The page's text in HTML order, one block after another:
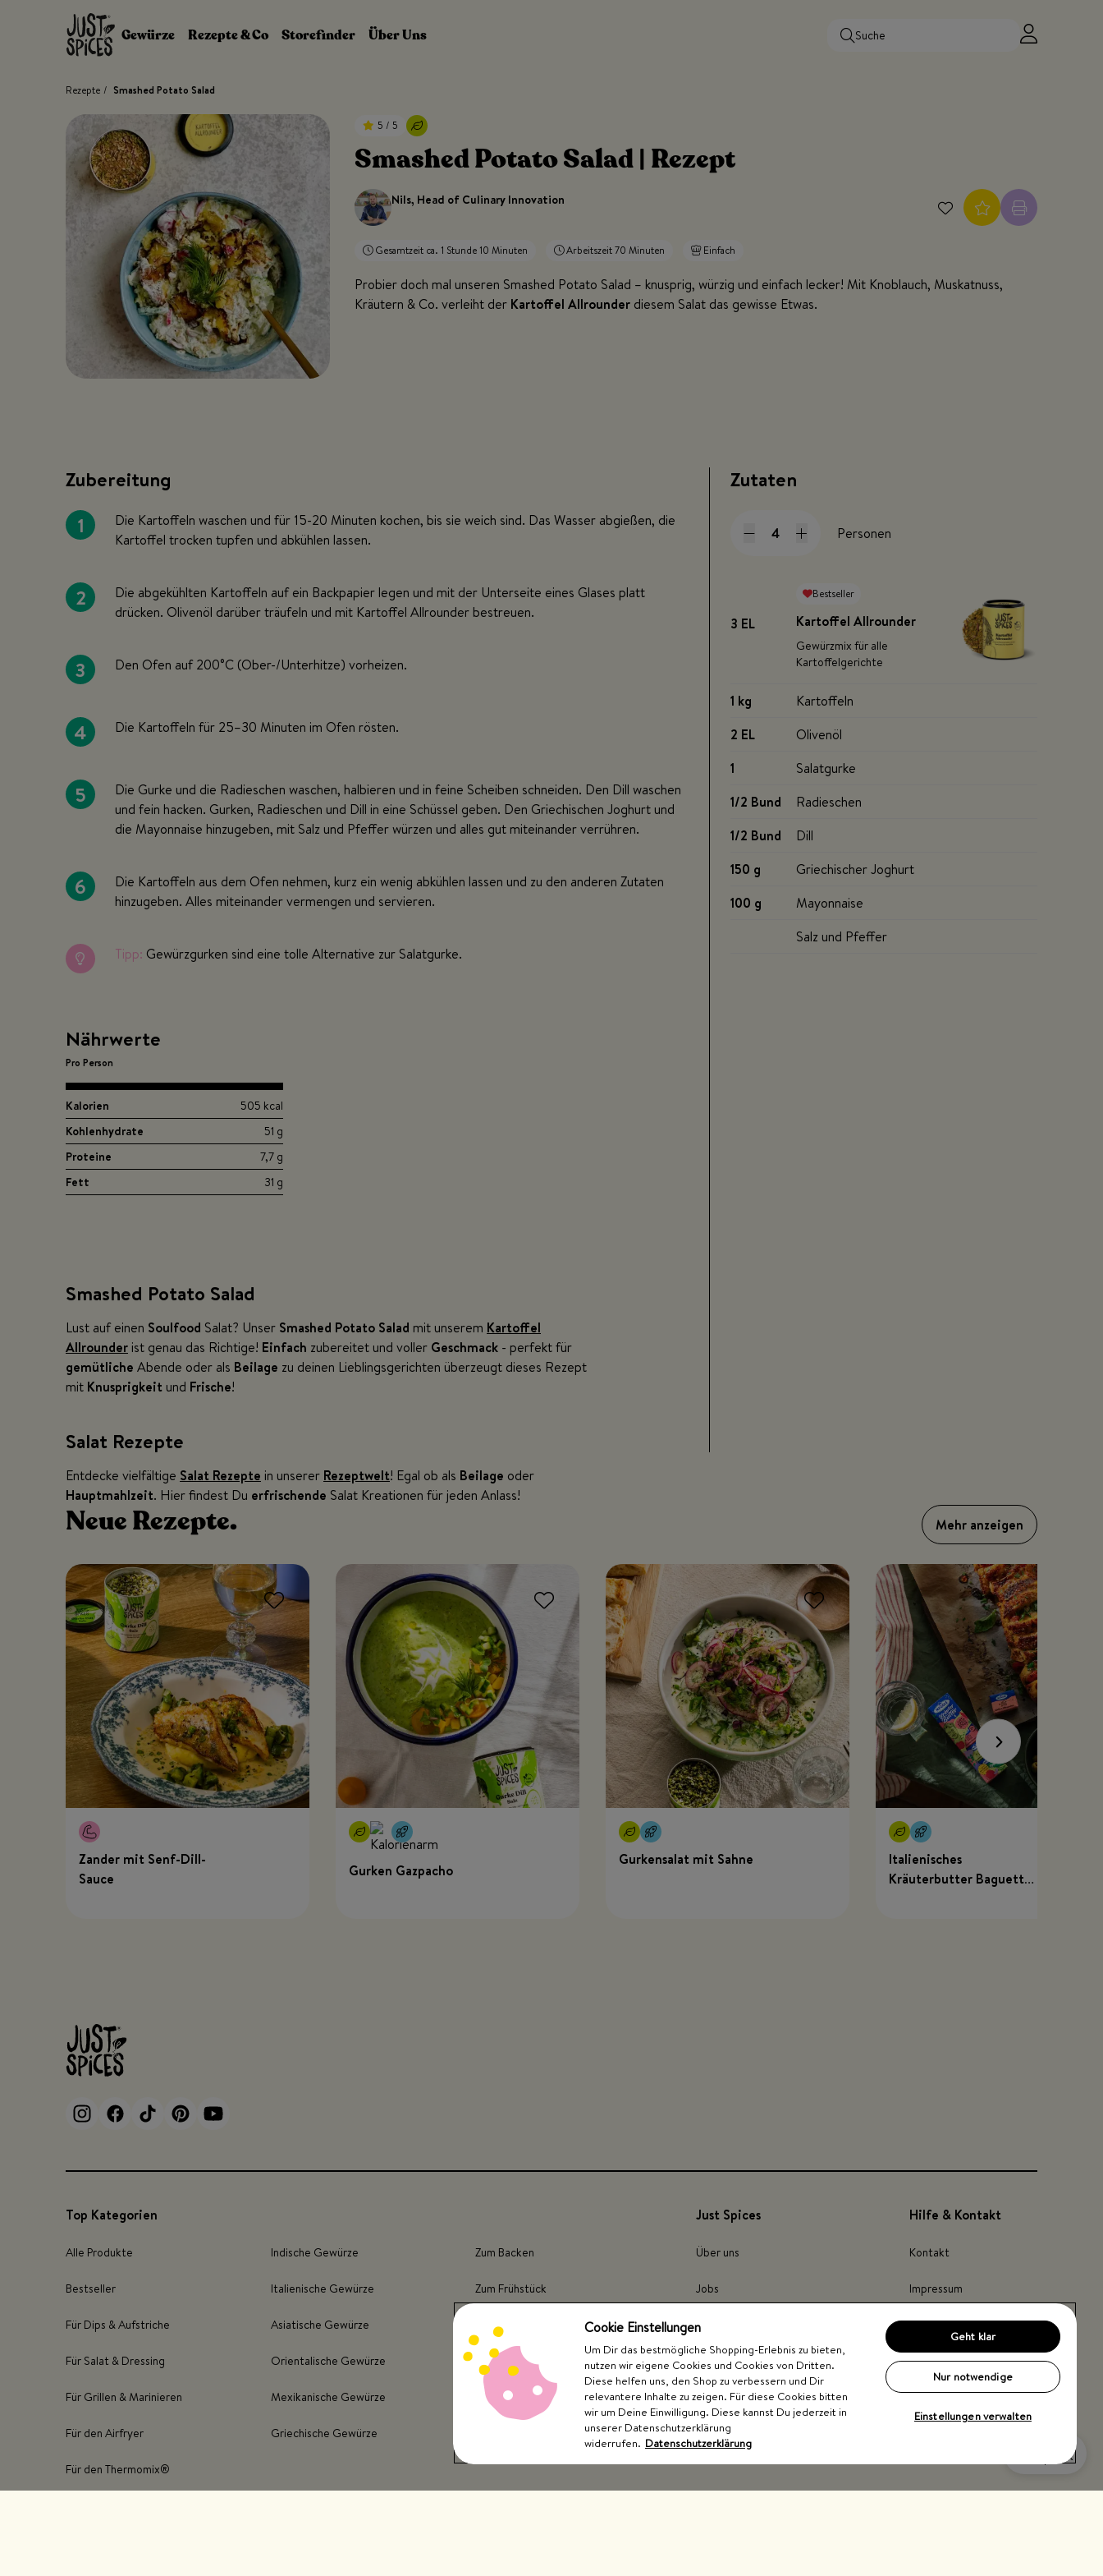
Zum Inhalt springen
Gewürze
Rezepte & Co Storefinder Über Uns
Rezepte / Smashed Potato Salad
5 / 5
Smashed Potato Salad | Rezept
Nils, Head of Culinary Innovation
Gesamtzeit ca. 1 Stunde 10 Minuten Arbeitszeit 70 Minuten Einfach
Probier doch mal unseren Smashed Potato Salad – knusprig, würzig und einfach lecker! Mit Knoblauch, Muskatnuss,
Kräutern & Co. verleiht der Kartoffel Allrounder diesem Salat das gewisse Etwas.
Zutaten
Personen
3 EL
Bestseller
Kartoffel Allrounder
Gewürzmix für alle
Kartoffelgerichte
1 kg
Kartoffeln
2 EL
Olivenöl
1
Salatgurke
1/2 Bund
Radieschen
1/2 Bund
Dill
150 g
Griechischer Joghurt
100 g
Mayonnaise
Salz und Pfeffer
Zubereitung
1
Die Kartoffeln waschen und für 15-20 Minuten kochen, bis sie weich sind. Das Wasser abgießen, die
Kartoffel trocken tupfen und abkühlen lassen.
2
Die abgekühlten Kartoffeln auf ein Backpapier legen und mit der Unterseite eines Glases platt
drücken. Olivenöl darüber träufeln und mit Kartoffel Allrounder bestreuen.
3 Den Ofen auf 200°C (Ober-/Unterhitze) vorheizen.
4 Die Kartoffeln für 25–30 Minuten im Ofen rösten.
5
Die Gurke und die Radieschen waschen, halbieren und in feine Scheiben schneiden. Den Dill waschen
und fein hacken. Gurken, Radieschen und Dill in eine Schüssel geben. Den Griechischen Joghurt und
die Mayonnaise hinzugeben, mit Salz und Pfeffer würzen und alles gut miteinander verrühren.
6
Die Kartoffeln aus dem Ofen nehmen, kurz ein wenig abkühlen lassen und zu den anderen Zutaten
hinzugeben. Alles miteinander vermengen und servieren.
Tipp: Gewürzgurken sind eine tolle Alternative zur Salatgurke.
Nährwerte
Pro Person
Kalorien
505 kcal
Kohlenhydrate
51 g
Proteine
7,7 g
Fett
31 g
Smashed Potato Salad
Lust auf einen Soulfood Salat? Unser Smashed Potato Salad mit unserem Kartoffel
Allrounder ist genau das Richtige! Einfach zubereitet und voller Geschmack - perfekt für
gemütliche Abende oder als Beilage zu deinen Lieblingsgerichten überzeugt dieses Rezept
mit Knusprigkeit und Frische!
Salat Rezepte
Entdecke vielfältige Salat Rezepte in unserer Rezeptwelt! Egal ob als Beilage oder
Hauptmahlzeit. Hier findest Du erfrischende Salat Kreationen für jeden Anlass!
NeueRezepte. Mehr anzeigen
Zander mit Senf-Dill-
Sauce
Gurken Gazpacho
Gurkensalat mit Sahne
Italienisches
Kräuterbutter Baguette
Top Kategorien
Alle Produkte
Bestseller
Für Dips & Aufstriche
Für Salat & Dressing
Für Grillen & Marinieren
Für den Airfryer
Für den Thermomix®
Indische Gewürze
Italienische Gewürze
Asiatische Gewürze
Orientalische Gewürze
Mexikanische Gewürze
Griechische Gewürze
Zum Backen
Zum Frühstück
Für Fleisch
Für Fisch
Für Kartoffeln
Just Spices
Über uns
Jobs
Presse
Store Finder
Hilfe & Kontakt
Kontakt
Impressum
Barrierefreiheit
Cookie Einstellungen
Um Dir das bestmögliche Shopping-Erlebnis zu bieten,
nutzen wir eigene Cookies und Cookies von Dritten.
Diese helfen uns, den Shop zu verbessern und Dir
relevantere Inhalte zu zeigen. Für diese Cookies bitten
wir um Deine Einwilligung. Diese kannst Du jederzeit in
unserer Datenschutzerklärung
widerrufen. Datenschutzerklärung
Geht klar
Nur notwendige
Einstellungen verwalten